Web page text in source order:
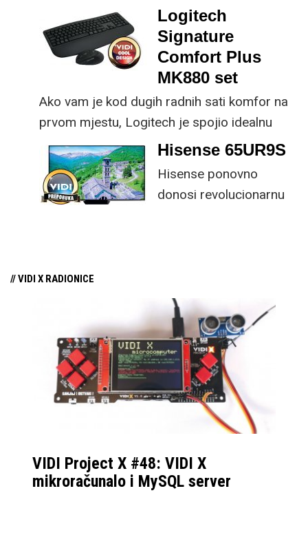
dio koncepta ovog proizvoda, jer koristi
energiju prirodnog ili umjetnog svjetla za
rad.
Logitech
Signature
Comfort Plus
MK880 set
Ako vam je kod dugih radnih sati komfor na
prvom mjestu, Logitech je spojio idealnu
kombinaciju tipkovnice i miša s naprednim
funkcijama.
Hisense 65UR9S
Hisense ponovno
donosi revolucionarnu
// VIDI X RADIONICE
VIDI Project X #48: VIDI X
mikroračunalo i MySQL server